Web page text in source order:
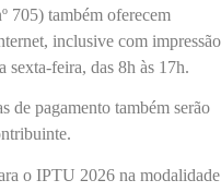
705) também oferecem
inclusive com impressão
sexta-feira, das 8h às 17h.
de pagamento também serão
o IPTU 2026 na modalidade